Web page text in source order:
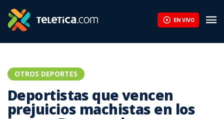
EN VIVO
OTROS DEPORTES
Deportistas que vencen
prejuicios machistas en los